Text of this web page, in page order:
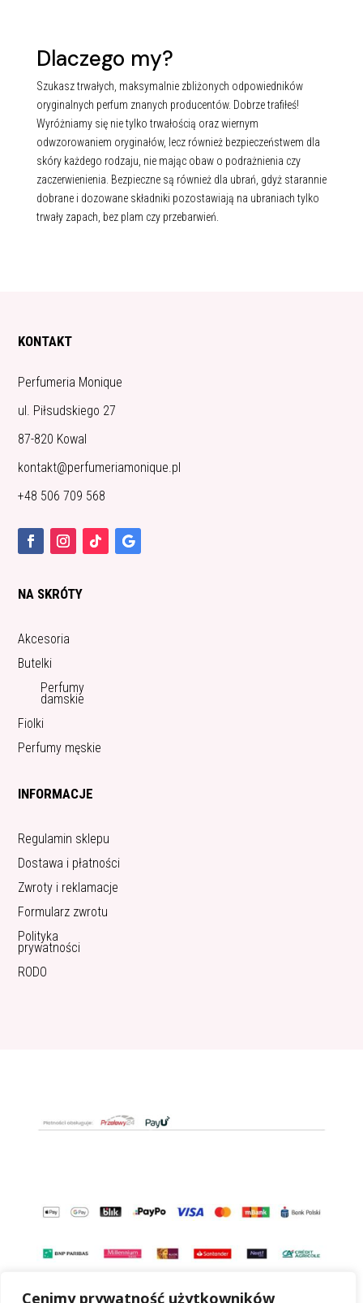
Cenimy prywatność użytkowników
Dlaczego my?
Szukasz trwałych, maksymalnie zbliżonych odpowiedników
oryginalnych perfum znanych producentów. Dobrze trafiłeś!
Wyróżniamy się nie tylko trwałością oraz wiernym
odwzorowaniem oryginałów, lecz również bezpieczeństwem dla
skóry każdego rodzaju, nie mając obaw o podrażnienia czy
zaczerwienienia. Bezpieczne są również dla ubrań, gdyż starannie
dobrane i dozowane składniki pozostawiają na ubraniach tylko
trwały zapach, bez plam czy przebarwień.
KONTAKT
Perfumeria Monique
ul. Piłsudskiego 27
87-820 Kowal
kontakt@perfumeriamonique.pl
+48 506 709 568
NA SKRÓTY
Akcesoria
Butelki
Perfumy
damskie
Fiolki
Perfumy męskie
INFORMACJE
Regulamin sklepu
Dostawa i płatności
Zwroty i reklamacje
Formularz zwrotu
Polityka
prywatności
RODO